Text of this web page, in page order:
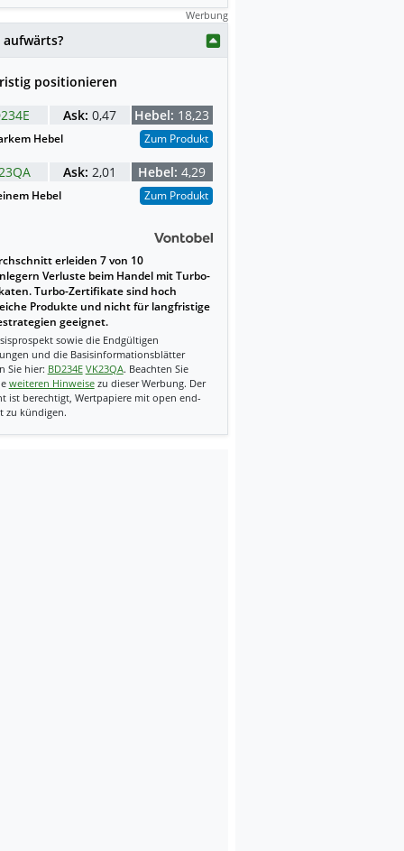
Werbung
positionieren
Ask: 0,47 Hebel: 18,23
Hebel Zum Produkt
Ask: 2,01 Hebel: 4,29
Hebel Zum Produkt
erleiden 7 von 10
Verluste beim Handel mit Turbo-
Turbo-Zertifikate sind hoch
Produkte und nicht für langfristige
geeignet.
sowie die Endgültigen
und die Basisinformationsblätter
Sie hier: BD234E VK23QA. Beachten Sie
weiteren Hinweisezu dieser Werbung. Der
ist berechtigt, Wertpapiere mit open end-
zu kündigen.